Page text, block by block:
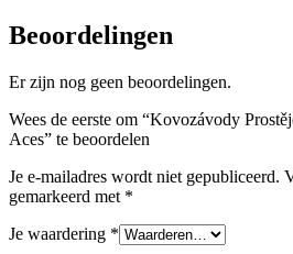
Beoordelingen
Er zijn nog geen beoordelingen.
Wees de eerste om “Kovozávody
Aces” te beoordelen
Je e-mailadres wordt niet gepubliceerd.
gemarkeerd met *
Je waardering *